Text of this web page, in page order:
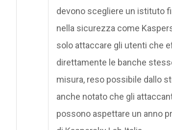
devono scegliere un istituto
nella sicurezza come
solo attaccare gli utenti che
direttamente le banche
misura, reso possibile dallo
anche notato che gli
possono aspettare un anno